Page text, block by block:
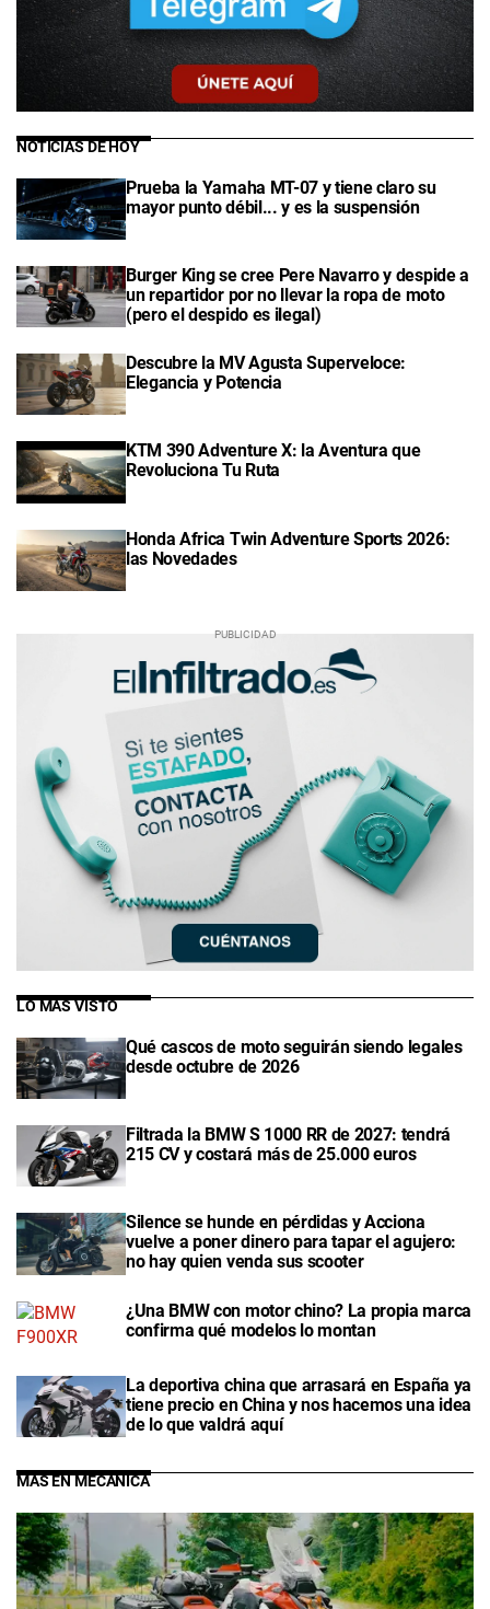
NOTICIAS DE HOY
Prueba la Yamaha MT-07 y tiene claro su
mayor punto débil... y es la suspensión
Burger King se cree Pere Navarro y despide a
un repartidor por no llevar la ropa de moto
(pero el despido es ilegal)
Descubre la MV Agusta Superveloce:
Elegancia y Potencia
KTM 390 Adventure X: la Aventura que
Revoluciona Tu Ruta
Honda Africa Twin Adventure Sports 2026:
las Novedades
LO MÁS VISTO
Qué cascos de moto seguirán siendo legales
desde octubre de 2026
Filtrada la BMW S 1000 RR de 2027: tendrá
215 CV y costará más de 25.000 euros
Silence se hunde en pérdidas y Acciona
vuelve a poner dinero para tapar el agujero:
no hay quien venda sus scooter
¿Una BMW con motor chino? La propia marca
confirma qué modelos lo montan
La deportiva china que arrasará en España ya
tiene precio en China y nos hacemos una idea
de lo que valdrá aquí
MÁS EN MECÁNICA